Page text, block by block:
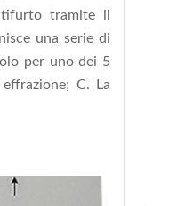
tramite il
una serie di
per uno dei 5
C. La